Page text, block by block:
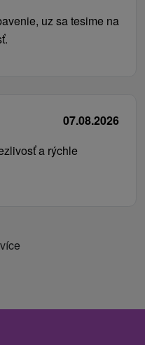
uz sa tesime na
07.08.2026
a rýchle